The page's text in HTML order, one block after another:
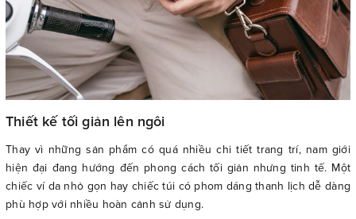
Thiết kế tối giản lên ngôi
Thay vì những sản phẩm có quá nhiều chi tiết trang trí, nam giới
hiện đại đang hướng đến phong cách tối giản nhưng tinh tế. Một
chiếc ví da nhỏ gọn hay chiếc túi có phom dáng thanh lịch dễ dàng
phù hợp với nhiều hoàn cảnh sử dụng.